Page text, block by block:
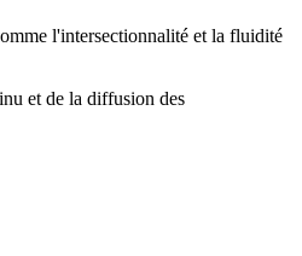
l'intersectionnalité et la fluidité
et de la diffusion des